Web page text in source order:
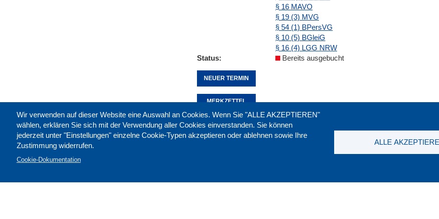
§ 16 MAVO
§ 19 (3) MVG
§ 54 (1) BPersVG
§ 10 (5) BGleiG
§ 16 (4) LGG NRW
Status
Bereits ausgebucht
NEUER TERMIN
MERKZETTEL
Wir verwenden auf dieser Website eine Auswahl an Cookies. Wenn Sie "ALLE AKZEPTIEREN"
wählen, erklären Sie sich mit der Verwendung aller Cookies einverstanden. Sie können
jederzeit unter "Einstellungen" einzelne Cookie-Typen akzeptieren oder ablehnen sowie Ihre
Zustimmung widerrufen.
Cookie-Dokumentation
ALLE
Diese Seite empfehlen: drucken: